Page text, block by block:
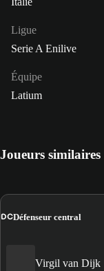
Ligue
Serie A Enilive
Équipe
Latium
Joueurs similaires
DCDéfenseur central
Virgil van Dijk